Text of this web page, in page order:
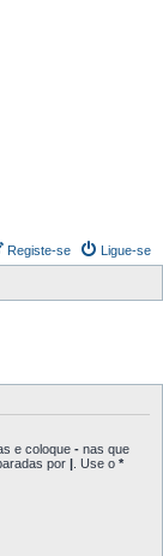
Ligue-se
Registe-se
e coloque - nas que
por | . Use o *